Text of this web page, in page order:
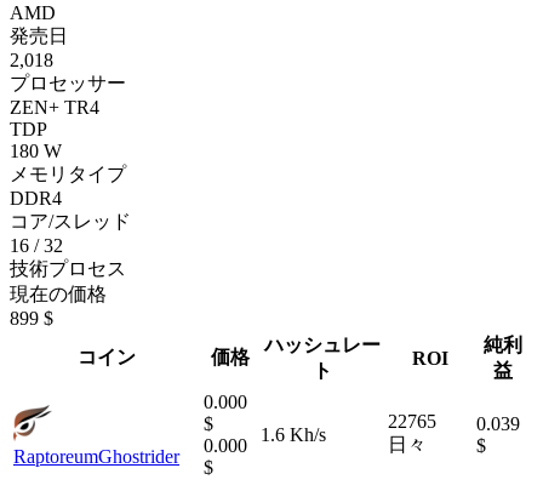
AMD
発売日
2,018
プロセッサー
ZEN+ TR4
TDP
180 W
メモリタイプ
DDR4
コア/スレッド
16 / 32
技術プロセス
現在の価格
899 $
コイン
価格
ハッシュレー
ト
ROI
純利
益
RaptoreumGhostrider
0.000
$
0.000
$
1.6 Kh/s
22765
日々
0.039
$